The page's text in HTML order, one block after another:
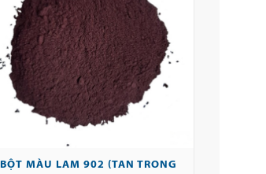
BỘT MÀU LAM 902 (TAN TRONG